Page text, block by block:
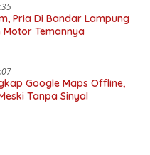
Pria Di Bandar Lampung
Motor Temannya
Google Maps Offline,
Tanpa Sinyal